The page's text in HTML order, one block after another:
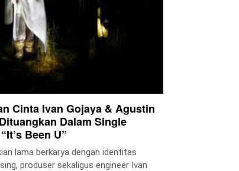
Cinta Ivan Gojaya & Agustin
Dalam Single
Been U”
lama berkarya dengan identitas
produser sekaligus engineer Ivan